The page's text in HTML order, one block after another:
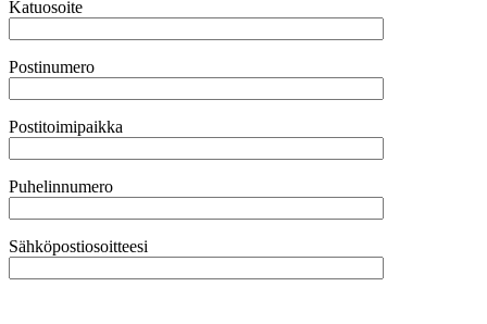
Katuosoite
Postinumero
Postitoimipaikka
Puhelinnumero
Sähköpostiosoitteesi